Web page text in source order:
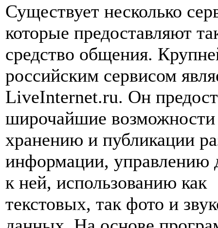
Существует несколько
которые предоставляют
средство общения.
российским сервисом
LiveInternet.ru. Он
широчайшие
хранению и публикации
информации, управлению
к ней, использованию как
текстовых, так фото и